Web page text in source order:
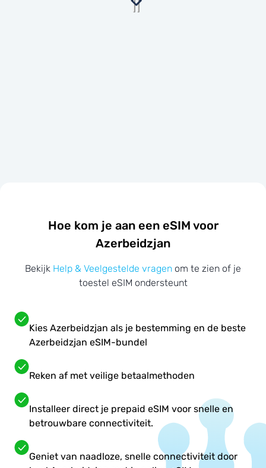
Hoe kom je aan een eSIM voor
Azerbeidzjan
Bekijk Help & Veelgestelde vragen om te zien of je
toestel eSIM ondersteunt
Kies Azerbeidzjan als je bestemming en de beste
Azerbeidzjan eSIM-bundel
Reken af met veilige betaalmethoden
Installeer direct je prepaid eSIM voor snelle en
betrouwbare connectiviteit.
Geniet van naadloze, snelle connectiviteit door